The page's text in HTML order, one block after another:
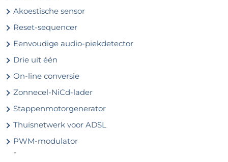
Akoestische sensor
Reset-sequencer
Eenvoudige audio-piekdetector
Drie uit één
On-line conversie
Zonnecel-NiCd-lader
Stappenmotorgenerator
Thuisnetwerk voor ADSL
PWM-modulator
-